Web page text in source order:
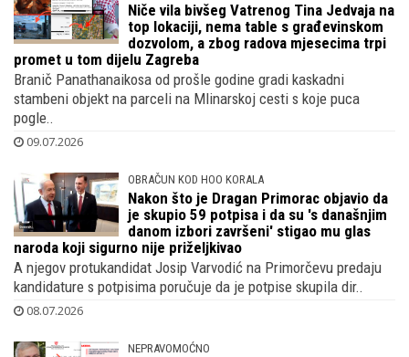
Niče vila bivšeg Vatrenog Tina Jedvaja na
top lokaciji, nema table s građevinskom
dozvolom, a zbog radova mjesecima trpi
promet u tom dijelu Zagreba
Branič Panathanaikosa od prošle godine gradi kaskadni
stambeni objekt na parceli na Mlinarskoj cesti s koje puca
pogle..
09.07.2026
OBRAČUN KOD HOO KORALA
Nakon što je Dragan Primorac objavio da
je skupio 59 potpisa i da su 's današnjim
danom izbori završeni' stigao mu glas
naroda koji sigurno nije priželjkivao
A njegov protukandidat Josip Varvodić na Primorčevu predaju
kandidature s potpisima poručuje da je potpise skupila dir..
08.07.2026
NEPRAVOMOĆNO